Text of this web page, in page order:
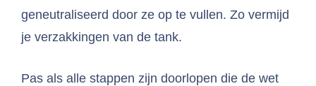
geneutraliseerd door ze op te vullen. Zo vermijd
je verzakkingen van de tank.
Pas als alle stappen zijn doorlopen die de wet